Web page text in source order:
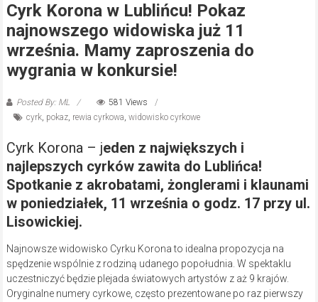
Cyrk Korona w Lublińcu! Pokaz
najnowszego widowiska już 11
września. Mamy zaproszenia do
wygrania w konkursie!
Posted By: ML
581 Views
cyrk, pokaz, rewia cyrkowa, widowisko cyrkowe
Cyrk Korona – jeden z największych i
najlepszych cyrków zawita do Lublińca!
Spotkanie z akrobatami, żonglerami i klaunami
w poniedziałek, 11 września o godz. 17 przy ul.
Lisowickiej.
Najnowsze widowisko Cyrku Korona to idealna propozycja na
spędzenie wspólnie z rodziną udanego popołudnia. W spektaklu
uczestniczyć będzie plejada światowych artystów z aż 9 krajów.
Oryginalne numery cyrkowe, często prezentowane po raz pierwszy